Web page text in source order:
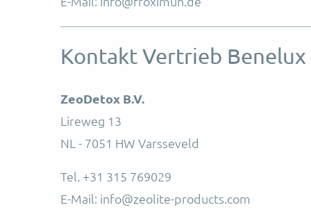
Kontakt Vertrieb Benelux
ZeoDetox B.V.
Lireweg 13
NL - 7051 HW Varsseveld
Tel. +31 315 769029
E-Mail: info@zeolite-products.com